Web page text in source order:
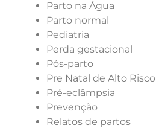
Parto na Água
Parto normal
Pediatria
Perda gestacional
Pós-parto
Pre Natal de Alto Risco
Pré-eclâmpsia
Prevenção
Relatos de partos